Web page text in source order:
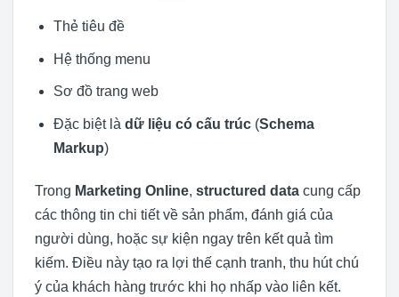
Thẻ tiêu đề
Hệ thống menu
Sơ đồ trang web
Đặc biệt là dữ liệu có cấu trúc(Schema
Markup)
Trong Marketing Online, structured data cung cấp
các thông tin chi tiết về sản phẩm, đánh giá của
người dùng, hoặc sự kiện ngay trên kết quả tìm
kiếm. Điều này tạo ra lợi thế cạnh tranh, thu hút chú
ý của khách hàng trước khi họ nhấp vào liên kết.